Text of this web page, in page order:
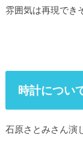
雰囲気は再現でき
時計につい
石原さとみさん演